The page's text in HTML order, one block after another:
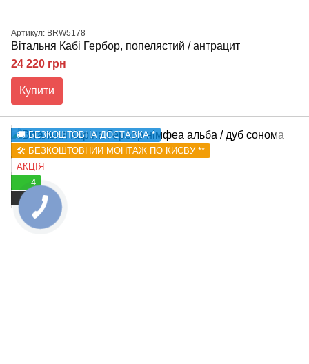
Артикул: BRW5178
Вітальня Кабі Гербор, попелястий / антрацит
24 220 грн
Купити
🚚 БЕЗКОШТОВНА ДОСТАВКА *
🛠️ БЕЗКОШТОВНИЙ МОНТАЖ ПО КИЄВУ **
АКЦІЯ
4